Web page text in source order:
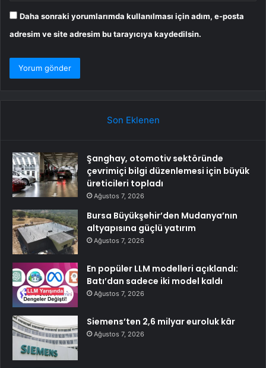
Daha sonraki yorumlarımda kullanılması için adım, e-posta
adresim ve site adresim bu tarayıcıya kaydedilsin.
Son Eklenen
Şanghay, otomotiv sektöründe
çevrimiçi bilgi düzenlemesi için büyük
üreticileri topladı
Ağustos 7, 2026
Bursa Büyükşehir’den Mudanya’nın
altyapısına güçlü yatırım
Ağustos 7, 2026
En popüler LLM modelleri açıklandı:
Batı’dan sadece iki model kaldı
Ağustos 7, 2026
Siemens’ten 2,6 milyar euroluk kâr
Ağustos 7, 2026